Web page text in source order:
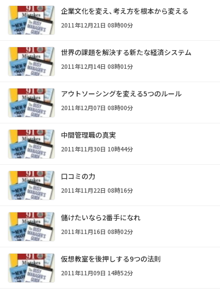
企業文化を変え、考え方を根本から変える
2011年12月21日 08時00分
世界の課題を解決する新たな経済システム
2011年12月14日 08時01分
アウトソーシングを変える5つのルール
2011年12月07日 08時00分
中間管理職の真実
2011年11月30日 10時44分
口コミの力
2011年11月22日 08時16分
儲けたいなら2番手になれ
2011年11月16日 08時02分
仮想教室を後押しする9つの法則
2011年11月09日 14時52分